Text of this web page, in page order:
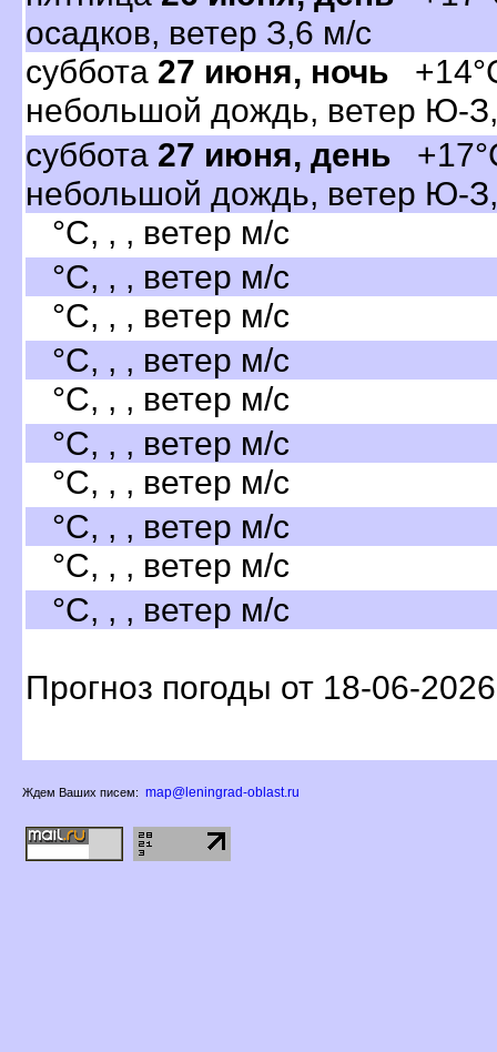
осадков, ветер З,6 м/с
суббота 27 июня, ночь
небольшой дождь, ветер Ю-
суббота 27 июня, день
небольшой дождь, ветер Ю-
°C, , , ветер м/с
°C, , , ветер м/с
°C, , , ветер м/с
°C, , , ветер м/с
°C, , , ветер м/с
°C, , , ветер м/с
°C, , , ветер м/с
°C, , , ветер м/с
°C, , , ветер м/с
°C, , , ветер м/с
Прогноз погоды от 18-06-
Ждем Ваших писем: map@leningrad-oblast.ru